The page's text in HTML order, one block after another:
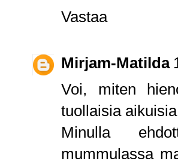
Vastaa
Mirjam-Matilda
Voi, miten
tuollaisia
Minulla
mummulassa